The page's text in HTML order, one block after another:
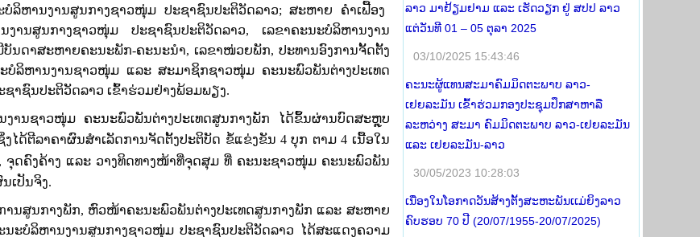
ບໍລິຫານງານສູນກາງຊາວໜຸ່ມ ປະຊາຊົນປະຕິວັດລາວ; ສະຫາຍ ຄຳເຟື້ອງ
ານສູນກາງຊາວໜຸ່ມ ປະຊາຊົນປະຕິວັດລາວ, ເລຂາຄະນະບໍລິຫານງານ
ນດາສະຫາຍຄະນະພັກ-ຄະນະນຳ, ເລຂາໜ່ວຍພັກ, ປະທານອົງການຈັ້ດຕັ້ງ
ລິຫານງານຊາວໜຸ່ມ ແລະ ສະມາຊິກຊາວໜຸ່ມ ຄະນະພົວພັນຕ່າງປະເທດ
າຊົນປະຕິວັດລາວ ເຂົ້າຮ່ວມຢ່າງພ້ອມພຽງ.
ານຊາວໜຸ່ມ ຄະນະພົວພັນຕ່າງປະເທດສູນກາງພັກ ໄດ້ຂຶ້້ນຜ່ານບົດສະຫຼຸບ
ງໄດ້ຕີລາຄາຜົນສໍາເລັດການຈັດຕັ້ງປະຕິບັດ ຂໍ້ແຂ່ງຂັນ 4 ບຸກ ຕາມ 4 ເນື້ອໃນ
ຈຸດຄົງຄ້າງ ແລະ ວາງທິດທາງໜ້າທີ່ຈຸດສຸມ ທີ່ ຄະນະຊາວໜຸ່ມ ຄະນະພົວພັນ
ເປັນຈິງ.
ນສູນກາງພັກ, ຫົວໜ້າຄະນະພົວພັນຕ່າງປະເທດສູນກາງພັກ ແລະ ສະຫາຍ
ະບໍລິຫານງານສູນກາງຊາວໜຸ່ມ ປະຊາຊົນປະຕິວັດລາວ ໄດ້ສະແດງຄວາມ
ລາວ ມາຢ້ຽມຢາມ ແລະ ເຮັດວຽກ ຢູ່ ສປປ ລາວ
ແຕ່ວັນທີ 01 – 05 ຕຸລາ 2025
03/10/2025 15:43:46
ຄະນະຜູ້ແທນສະມາຄົມມິດຕະພາບ ລາວ-
ເຢຍລະມັນ ເຂົ້າຮ່ວມກອງປະຊຸມປຶກສາຫາລື
ລະຫວ່າງ ສະມາ ຄົມມິດຕະພາບ ລາວ-ເຢຍລະມັນ
ແລະ ເຢຍລະມັນ-ລາວ
30/05/2023 10:28:03
ເນື່ອງໃນໂອກາດວັນສ້າງຕັ້ງສະຫະພັນເເມ່ຍິງລາວ
ຄົບຮອບ 70 ປີ (20/07/1955-20/07/2025)